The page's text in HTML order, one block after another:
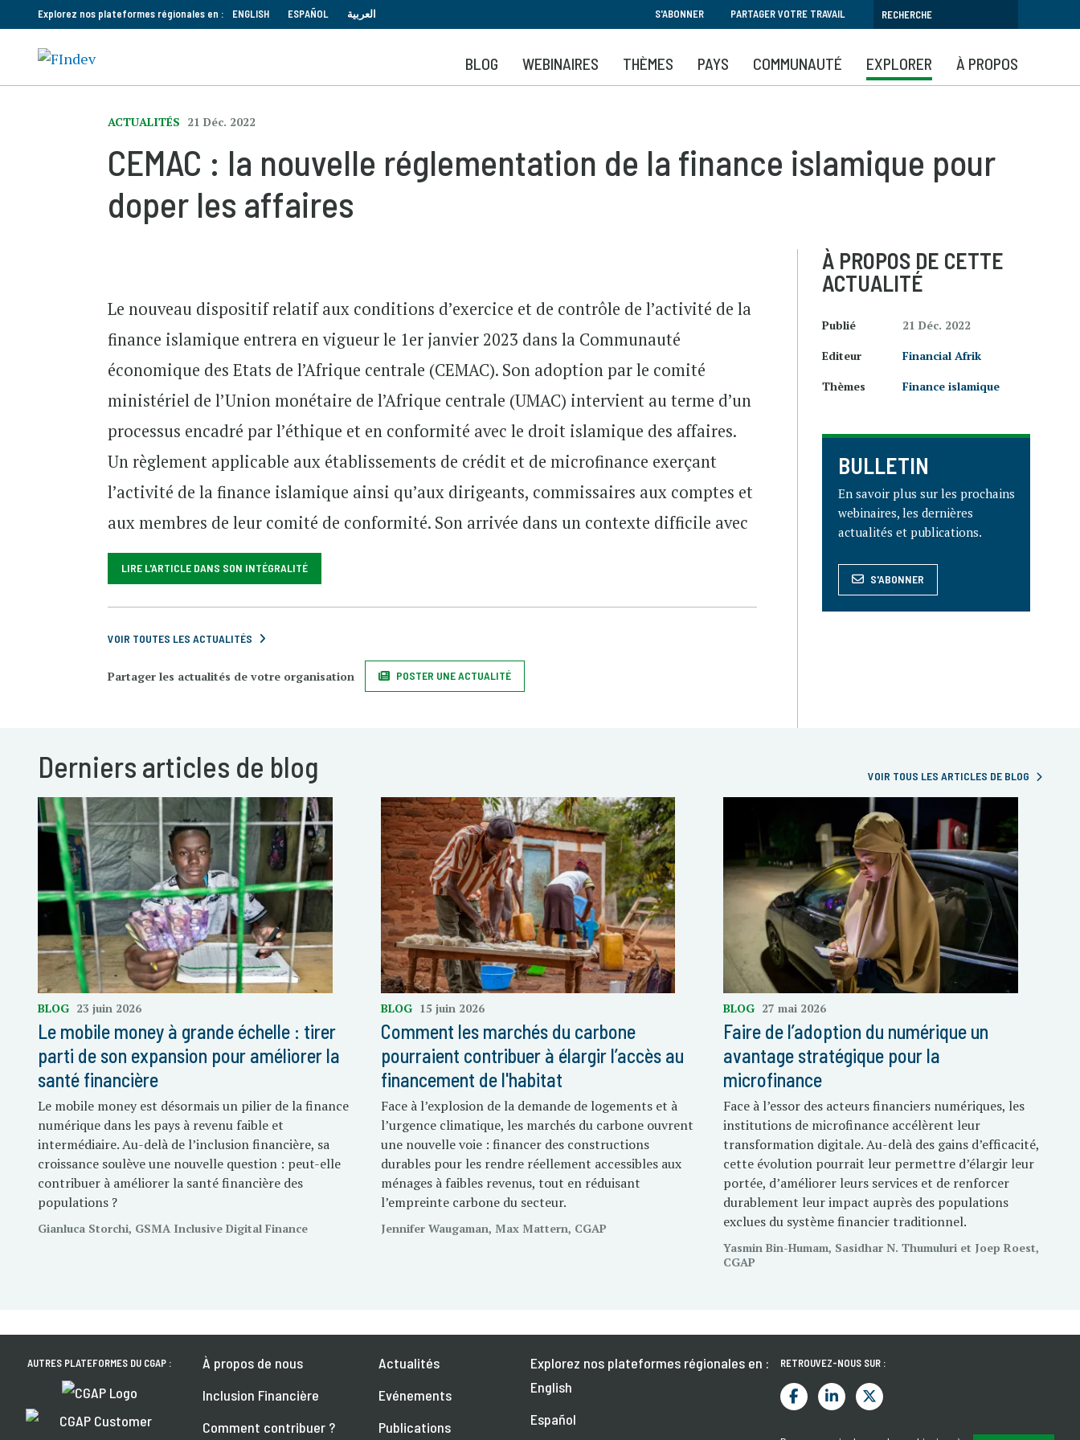
au
contenu
principal
Explorez nos plateformes régionales en : ENGLISH ESPAÑOL العربية S'ABONNER PARTAGER VOTRE TRAVAIL
BLOG WEBINAIRES THÈMES PAYS COMMUNAUTÉ EXPLORER À PROPOS
ACTUALITÉS 21 Déc. 2022
CEMAC : la nouvelle réglementation de la finance islamique pour
doper les affaires
Le nouveau dispositif relatif aux conditions d’exercice et de contrôle de l’activité de la
finance islamique entrera en vigueur le 1er janvier 2023 dans la Communauté
économique des Etats de l’Afrique centrale (CEMAC). Son adoption par le comité
ministériel de l’Union monétaire de l’Afrique centrale (UMAC) intervient au terme d’un
processus encadré par l’éthique et en conformité avec le droit islamique des affaires.
Un règlement applicable aux établissements de crédit et de microfinance exerçant
l’activité de la finance islamique ainsi qu’aux dirigeants, commissaires aux comptes et
aux membres de leur comité de conformité. Son arrivée dans un contexte difficile avec
LIRE L'ARTICLE DANS SON INTÉGRALITÉ
VOIR TOUTES LES ACTUALITÉS
Partager les actualités de votre organisation POSTER UNE ACTUALITÉ
À PROPOS DE CETTE
ACTUALITÉ
Publié
21 Déc. 2022
Editeur
Financial Afrik
Thèmes
Finance islamique
BULLETIN
En savoir plus sur les prochains
webinaires, les dernières
actualités et publications.
S'ABONNER
Derniers articles de blog VOIR TOUS LES ARTICLES DE BLOG
BLOG 23 juin 2026
Le mobile money à grande échelle : tirer
parti de son expansion pour améliorer la
santé financière
Le mobile money est désormais un pilier de la finance
numérique dans les pays à revenu faible et
intermédiaire. Au-delà de l’inclusion financière, sa
croissance soulève une nouvelle question : peut-elle
contribuer à améliorer la santé financière des
populations ?
Gianluca Storchi, GSMA Inclusive Digital Finance
BLOG 15 juin 2026
Comment les marchés du carbone
pourraient contribuer à élargir l’accès au
financement de l'habitat
Face à l’explosion de la demande de logements et à
l’urgence climatique, les marchés du carbone ouvrent
une nouvelle voie : financer des constructions
durables pour les rendre réellement accessibles aux
ménages à faibles revenus, tout en réduisant
l’empreinte carbone du secteur.
Jennifer Waugaman, Max Mattern, CGAP
BLOG 27 mai 2026
Faire de l’adoption du numérique un
avantage stratégique pour la
microfinance
Face à l’essor des acteurs financiers numériques, les
institutions de microfinance accélèrent leur
transformation digitale. Au-delà des gains d’efficacité,
cette évolution pourrait leur permettre d’élargir leur
portée, d’améliorer leurs services et de renforcer
durablement leur impact auprès des populations
exclues du système financier traditionnel.
Yasmin Bin-Humam, Sasidhar N. Thumuluri et Joep Roest,
CGAP
AUTRES PLATEFORMES DU CGAP :
À propos de nous
Inclusion Financière
Comment contribuer ?
Actualités
Evénements
Publications
Explorez nos plateformes régionales en :
English
Español
RETROUVEZ-NOUS SUR :